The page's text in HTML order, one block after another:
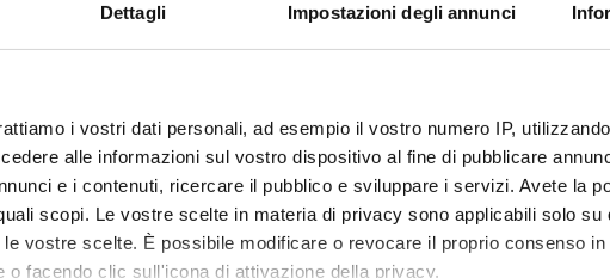
Dettagli Impostazioni degli annunci
i vostri dati personali, ad esempio il vostro numero IP,
alle informazioni sul vostro dispositivo al fine di pubblicare
e i contenuti, ricercare il pubblico e sviluppare i servizi. Avete la
scopi. Le vostre scelte in materia di privacy sono applicabili solo su
vostre scelte. È possibile modificare o revocare il proprio consenso
o facendo clic sull'icona di attivazione della privacy.
Fumagalli